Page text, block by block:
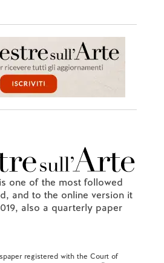
one of the most followed
and to the online version it
also a quarterly paper
registered with the Court of